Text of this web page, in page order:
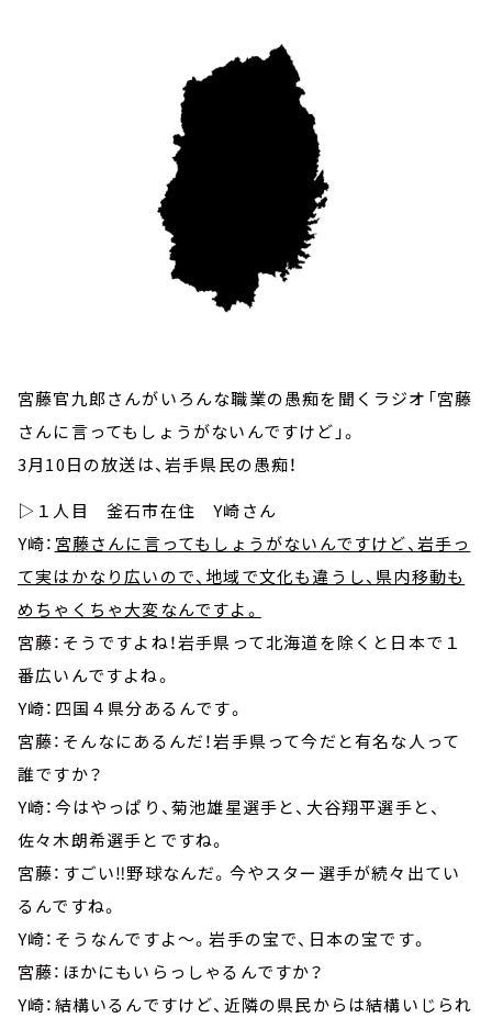
宮藤官九郎さんがいろんな職業の愚痴を聞くラジオ「宮藤
さんに言ってもしょうがないんですけど」。
3月10日の放送は、岩手県民の愚痴！
▷１人目 釜石市在住 Y崎さん
Y崎： 宮藤さんに言ってもしょうがないんですけど、岩手っ
て実はかなり広いので、地域で文化も違うし、県内移動も
めちゃくちゃ大変なんですよ。
宮藤：そうですよね！岩手県って北海道を除くと日本で１
番広いんですよね。
Y崎：四国４県分あるんです。
宮藤：そんなにあるんだ！岩手県って今だと有名な人って
誰ですか？
Y崎：今はやっぱり、菊池雄星選手と、大谷翔平選手と、
佐々木朗希選手とですね。
宮藤：すごい‼野球なんだ。今やスター選手が続々出てい
るんですね。
Y崎：そうなんですよ～。岩手の宝で、日本の宝です。
宮藤：ほかにもいらっしゃるんですか？
Y崎：結構いるんですけど、近隣の県民からは結構いじられ